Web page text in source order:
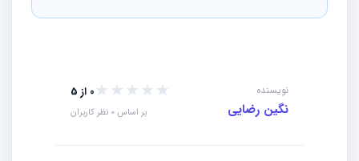
نویسنده
نگین رضایی
★★★★★0 از 5
بر اساس 0 نظر کاربران